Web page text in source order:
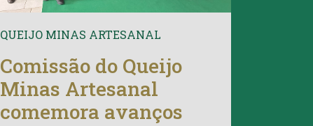
QUEIJO MINAS ARTESANAL
Comissão do Queijo
Minas Artesanal
comemora avanços